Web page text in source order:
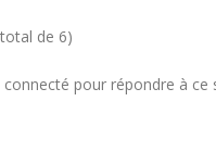
de 6)
pour répondre à ce